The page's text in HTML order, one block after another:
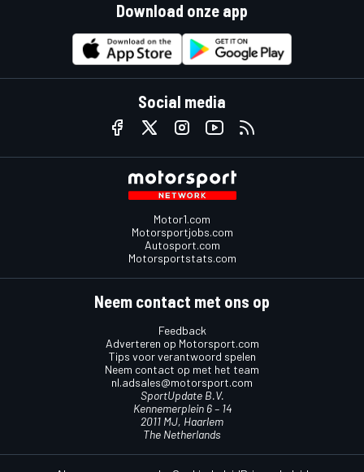
Download onze app
Social media
Motor1.com
Motorsportjobs.com
Autosport.com
Motorsportstats.com
Neem contact met ons op
Feedback
Adverteren op Motorsport.com
Tips voor verantwoord spelen
Neem contact op met het team
nl.adsales@motorsport.com
SportUpdate B.V.
Kennemerplein 6 – 14
2011 MJ, Haarlem
The Netherlands